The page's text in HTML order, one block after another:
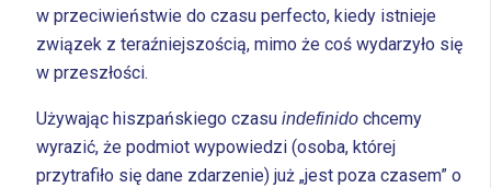
w przeciwieństwie do czasu perfecto, kiedy istnieje
związek z teraźniejszością, mimo że coś wydarzyło się
w przeszłości.
Używając hiszpańskiego czasu indefinidochcemy
wyrazić, że podmiot wypowiedzi (osoba, której
przytrafiło się dane zdarzenie) już „jest poza czasem” o